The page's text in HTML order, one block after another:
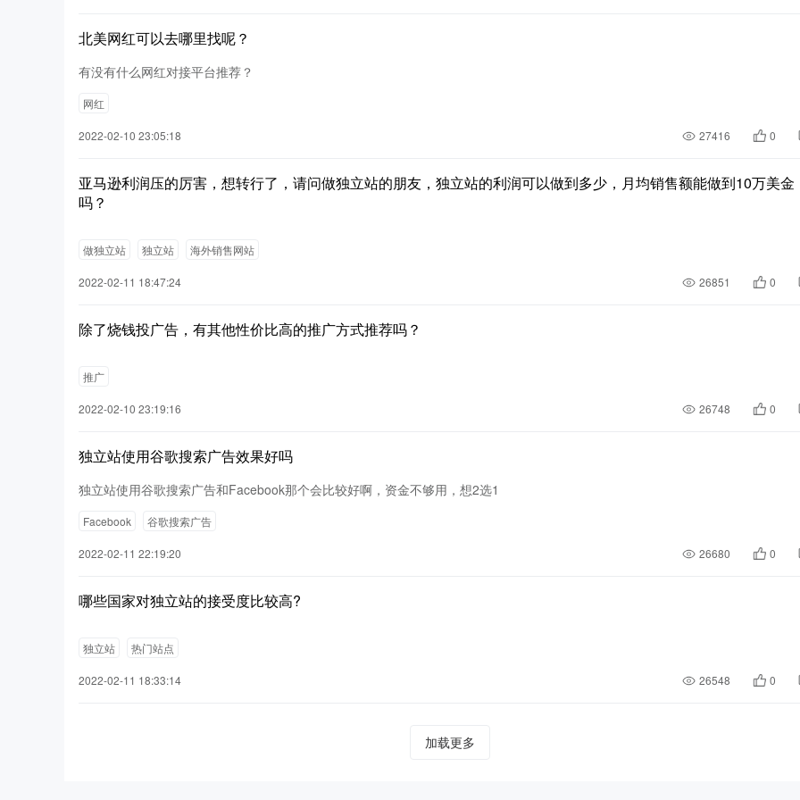
北美网红可以去哪里找呢？
有没有什么网红对接平台推荐？
网红
2022-02-10 23:05:18 27416 0
亚马逊利润压的厉害，想转行了，请问做独立站的朋友，独立站的利润可以做到多少，月均销售额能做到10万美金
吗？
做独立站 独立站 海外销售网站
2022-02-11 18:47:24 26851 0
除了烧钱投广告，有其他性价比高的推广方式推荐吗？
推广
2022-02-10 23:19:16 26748 0
独立站使用谷歌搜索广告效果好吗
独立站使用谷歌搜索广告和Facebook那个会比较好啊，资金不够用，想2选1
Facebook 谷歌搜索广告
2022-02-11 22:19:20 26680 0
哪些国家对独立站的接受度比较高?
独立站 热门站点
2022-02-11 18:33:14 26548 0
加载更多